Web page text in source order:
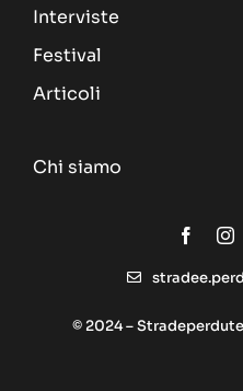
Interviste
Festival
Articoli
Chi siamo
© 2024 –